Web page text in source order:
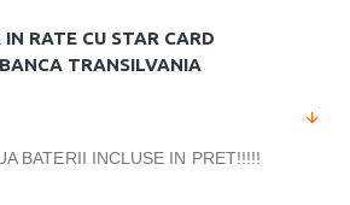
RATE CU STAR CARD
TRANSILVANIA
BATERII INCLUSE IN PRET!!!!!